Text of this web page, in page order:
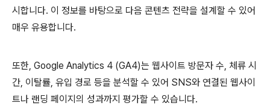
시합니다. 이 정보를 바탕으로 다음 콘텐츠 전략을 설계할 수 있어
매우 유용합니다.
또한, Google Analytics 4 (GA4)는 웹사이트 방문자 수, 체류 시
간, 이탈률, 유입 경로 등을 분석할 수 있어 SNS와 연결된 웹사이
트나 랜딩 페이지의 성과까지 평가할 수 있습니다.